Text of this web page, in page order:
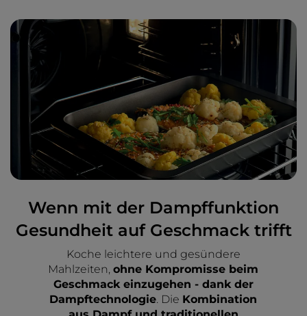
Wenn mit der Dampffunktion
Gesundheit auf Geschmack trifft
Koche leichtere und gesündere
Mahlzeiten,ohne Kompromisse beim
Geschmack einzugehen - dank der
Dampftechnologie. Die Kombination